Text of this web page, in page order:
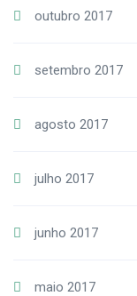
outubro 2017
setembro 2017
agosto 2017
julho 2017
junho 2017
maio 2017